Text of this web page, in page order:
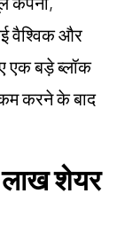
वैश्विक और
एक बड़े ब्लॉक
करने के बाद
शेयर